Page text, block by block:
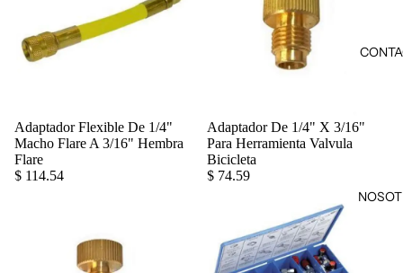
Agregar
Adaptador Flexible De 1/4"
Macho Flare A 3/16" Hembra
Flare
$ 114.54
Adaptador De 1/4" X 3/16"
Para Herramienta Valvula
Bicicleta
$ 74.59